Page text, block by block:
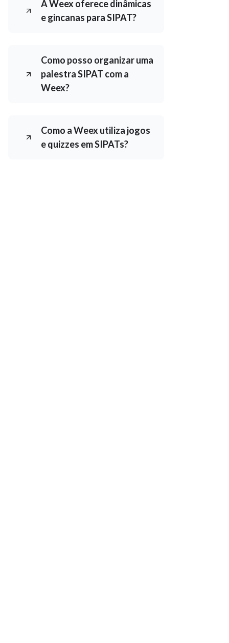
A Weex oferece dinâmicas
e gincanas para SIPAT?
Como posso organizar uma
palestra SIPAT com a
Weex?
Como a Weex utiliza jogos
e quizzes em SIPATs?